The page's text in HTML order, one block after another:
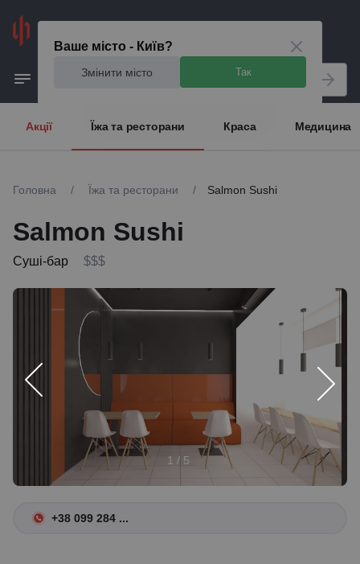
Ваше місто - Київ?
Змінити місто Так
Акції Їжа та ресторани Краса Медицина
Головна / Їжа та ресторани / Salmon Sushi
Salmon Sushi
Суші-бар $$$
1 / 5
+38 099 284 ...